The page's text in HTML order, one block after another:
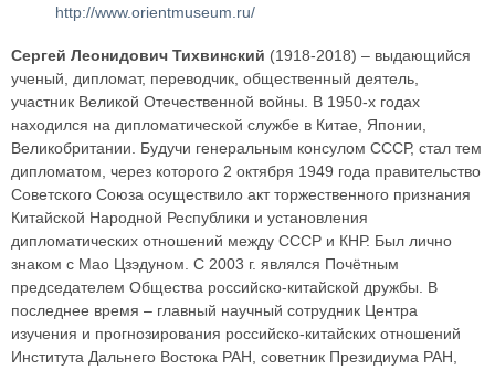
http://www.orientmuseum.ru/
Сергей Леонидович Тихвинский (1918-2018) – выдающийся
ученый, дипломат, переводчик, общественный деятель,
участник Великой Отечественной войны. В 1950-х годах
находился на дипломатической службе в Китае, Японии,
Великобритании. Будучи генеральным консулом СССР, стал тем
дипломатом, через которого 2 октября 1949 года правительство
Советского Союза осуществило акт торжественного признания
Китайской Народной Республики и установления
дипломатических отношений между СССР и КНР. Был лично
знаком с Мао Цзэдуном. С 2003 г. являлся Почётным
председателем Общества российско-китайской дружбы. В
последнее время – главный научный сотрудник Центра
изучения и прогнозирования российско-китайских отношений
Института Дальнего Востока РАН, советник Президиума РАН,